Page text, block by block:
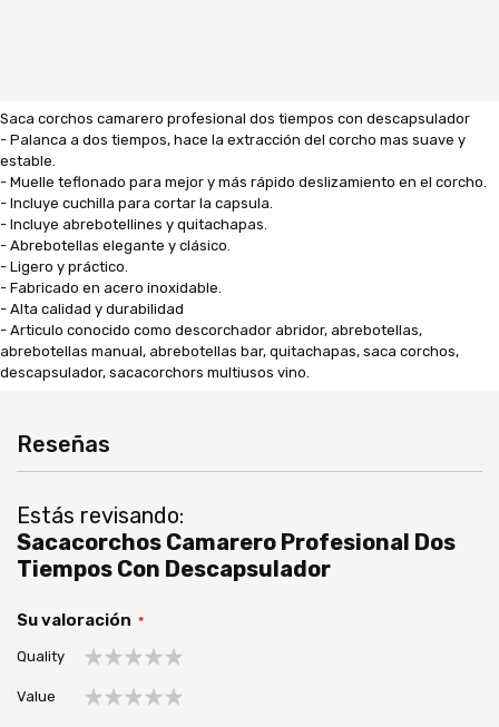
Saca corchos camarero profesional dos tiempos con descapsulador
- Palanca a dos tiempos, hace la extracción del corcho mas suave y
estable.
- Muelle teflonado para mejor y más rápido deslizamiento en el corcho.
- Incluye cuchilla para cortar la capsula.
- Incluye abrebotellines y quitachapas.
- Abrebotellas elegante y clásico.
- Ligero y práctico.
- Fabricado en acero inoxidable.
- Alta calidad y durabilidad
- Articulo conocido como descorchador abridor, abrebotellas,
abrebotellas manual, abrebotellas bar, quitachapas, saca corchos,
descapsulador, sacacorchors multiusos vino.
Reseñas
Estás revisando:
Sacacorchos Camarero Profesional Dos
Tiempos Con Descapsulador
Su valoración
Quality
estrella
estrellas
estrellas
estrellas
estrellas
Value